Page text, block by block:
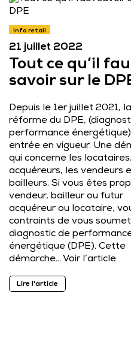
Info retail
21 juillet 2022
Tout ce qu’il
savoir sur le
Depuis le 1er juillet 2021, la
réforme du DPE,
performance
entrée en vigueur. Une
qui concerne les
acquéreurs, les vendeurs
bailleurs. Si vous êtes
vendeur, bailleur ou futur
acquéreur ou locataire,
contraints de vous
diagnostic de
énergétique (DPE). Cette
démarche… Voir l’article
Lire l'article